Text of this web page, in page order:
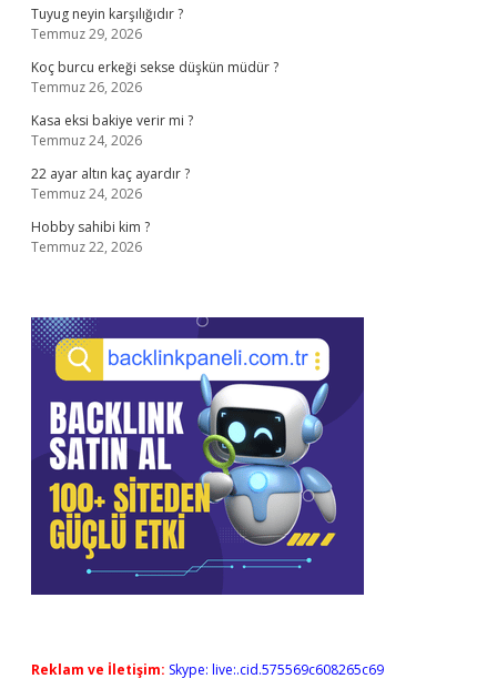
Tuyug neyin karşılığıdır ?
Temmuz 29, 2026
Koç burcu erkeği sekse düşkün müdür ?
Temmuz 26, 2026
Kasa eksi bakiye verir mi ?
Temmuz 24, 2026
22 ayar altın kaç ayardır ?
Temmuz 24, 2026
Hobby sahibi kim ?
Temmuz 22, 2026
Reklam ve İletişim: Skype: live:.cid.575569c608265c69